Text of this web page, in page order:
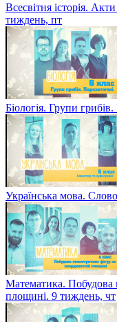
Всесвітня історія.
тиждень, пт
Біологія. Групи
Українська мова.
Математика. Побудова
площині. 9 тиждень, чт